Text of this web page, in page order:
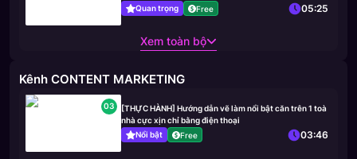
Quan trọng
Free 05:25
Xem toàn bộ
Kênh CONTENT MARKETING
03
[THỰC HÀNH] Hướng dẫn vẽ làm nổi bật căn trên 1 toà
nhà cực xịn chỉ bằng điện thoại
Nổi bật
Free 03:46